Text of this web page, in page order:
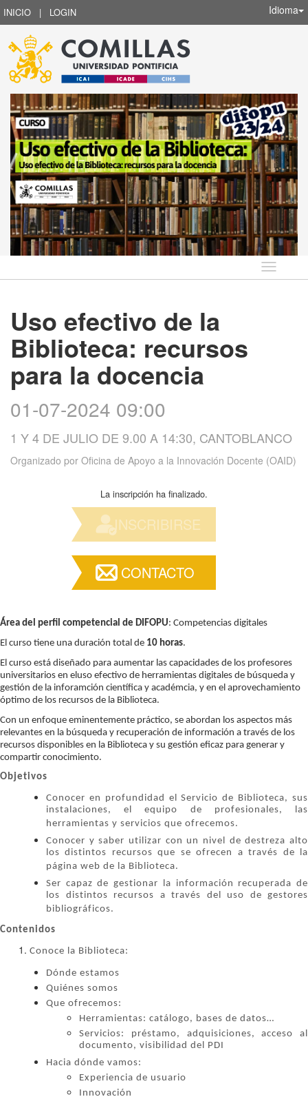
INICIO | LOGIN Idioma
Idioma
Uso efectivo de la
Biblioteca: recursos
para la docencia
01-07-2024 09:00
1 Y 4 DE JULIO DE 9.00 A 14:30, CANTOBLANCO
Organizado por Oficina de Apoyo a la Innovación Docente (OAID)
La inscripción ha finalizado.
INSCRIBIRSE
CONTACTO
Área del perfil competencial de DIFOPU: Competencias digitales
El curso tiene una duración total de 10 horas.
El curso está diseñado para aumentar las capacidades de los profesores
universitarios en eluso efectivo de herramientas digitales de búsqueda y
gestión de la inforamción científica y académcia, y en el aprovechamiento
óptimo de los recursos de la Biblioteca.
Con un enfoque eminentemente práctico, se abordan los aspectos más
relevantes en la búsqueda y recuperación de información a través de los
recursos disponibles en la Biblioteca y su gestión eficaz para generar y
compartir conocimiento.
Objetivos
Conocer en profundidad el Servicio de Biblioteca, sus
instalaciones, el equipo de profesionales, las
herramientas y servicios que ofrecemos.
Conocer y saber utilizar con un nivel de destreza alto
los distintos recursos que se ofrecen a través de la
página web de la Biblioteca.
Ser capaz de gestionar la información recuperada de
los distintos recursos a través del uso de gestores
bibliográficos.
Contenidos
Conoce la Biblioteca:
Dónde estamos
Quiénes somos
Que ofrecemos:
Herramientas: catálogo, bases de datos…
Servicios: préstamo, adquisiciones, acceso al
documento, visibilidad del PDI
Hacia dónde vamos:
Experiencia de usuario
Innovación